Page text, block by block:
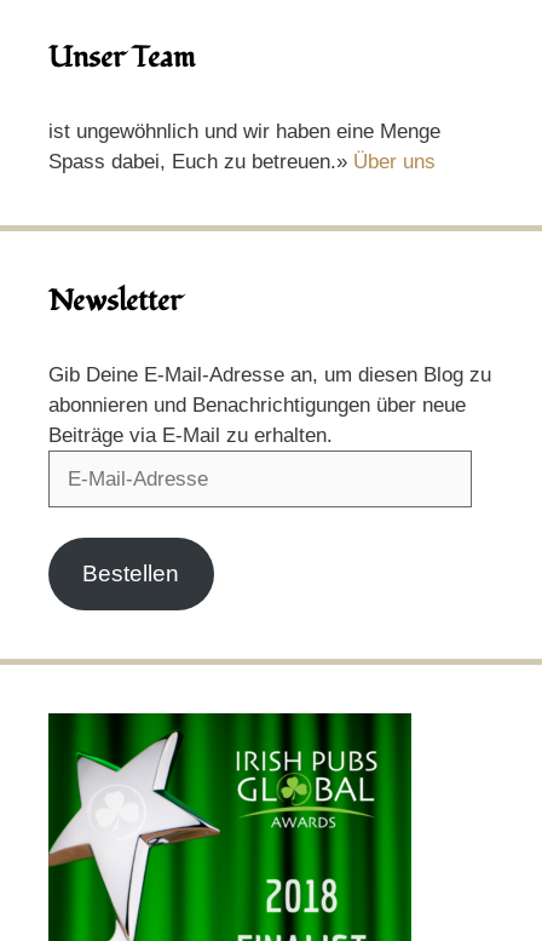
Unser Team
ist ungewöhnlich und wir haben eine Menge
Spass dabei, Euch zu betreuen.» Über uns
Newsletter
Gib Deine E-Mail-Adresse an, um diesen Blog zu
abonnieren und Benachrichtigungen über neue
Beiträge via E-Mail zu erhalten.
Bestellen